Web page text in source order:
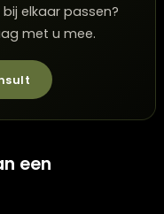
een ovale tafel
praktische